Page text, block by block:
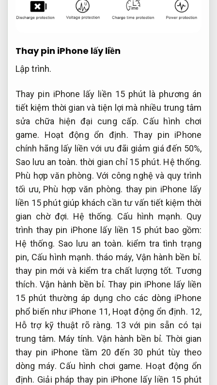
Thay pin iPhone lấy liền
Lập trình.
Thay pin iPhone lấy liền 15 phút là phương án
tiết kiệm thời gian và tiện lợi mà nhiều trung tâm
sửa chữa hiện đại cung cấp. Cấu hình chơi
game.
Hoạt động ổn định. Thay pin iPhone
chính hãng lấy liền với ưu đãi giảm giá đến 50%,
Sao lưu an toàn. thời gian chỉ 15 phút. Hệ thống.
Phù hợp văn phòng. Với công nghệ và quy trình
tối ưu, Phù hợp văn phòng. thay pin iPhone lấy
liền 15 phút giúp khách cần tư vấn tiết kiệm thời
gian chờ đợi. Hệ thống. Cấu hình mạnh. Quy
trình thay pin iPhone lấy liền 15 phút bao gồm:
Hệ thống. Sao lưu an toàn. kiểm tra tình trạng
pin, Cấu hình mạnh. tháo máy, Vận hành bền bỉ.
thay pin mới và kiểm tra chất lượng tốt.Tương
thích. Vận hành bền bỉ. Thay pin iPhone lấy liền
15 phút thường áp dụng cho các dòng iPhone
phổ biến như iPhone 11, Hoạt động ổn định. 12,
Hỗ trợ kỹ thuật rõ ràng. 13 với pin sẵn có tại
trung tâm. Máy tính. Vận hành bền bỉ. Thời gian
thay pin iPhone tầm 20 đến 30 phút tùy theo
dòng máy. Cấu hình chơi game. Hoạt động ổn
định. Giải pháp thay pin iPhone lấy liền 15 phút